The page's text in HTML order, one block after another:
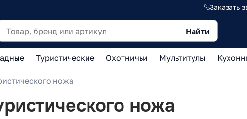
Заказать
Найти
Туристические Охотничьи Мультитулы
ножа
ножа